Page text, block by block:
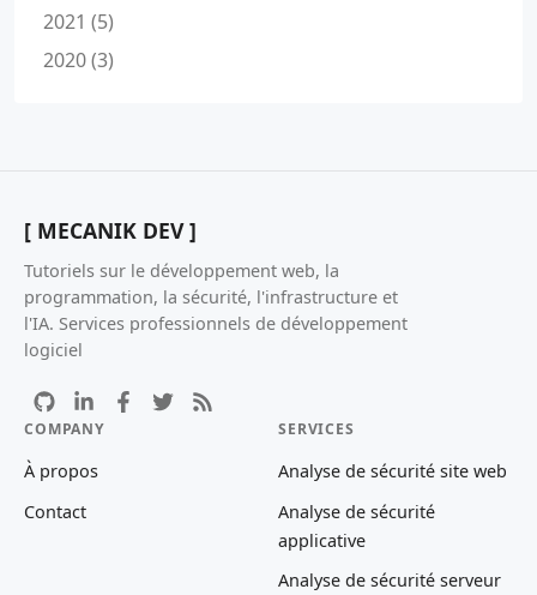
2021 (5)
2020 (3)
[ MECANIK DEV ]
Tutoriels sur le développement web, la
programmation, la sécurité, l'infrastructure et
l'IA. Services professionnels de développement
logiciel
COMPANY
À propos
Contact
SERVICES
Analyse de sécurité site web
Analyse de sécurité
applicative
Analyse de sécurité serveur